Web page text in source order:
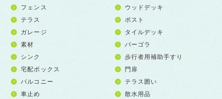
フェンス
ウッドデッキ
テラス
ポスト
ガレージ
タイルデッキ
素材
パーゴラ
シンク
歩行者用補助手すり
宅配ボックス
門扉
バルコニー
テラス囲い
車止め
散水用品